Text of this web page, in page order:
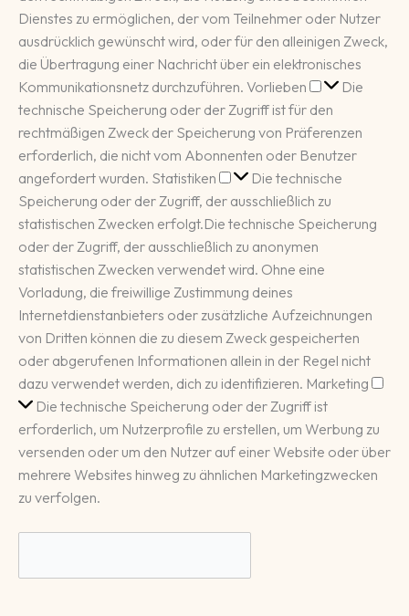
Dienstes zu ermöglichen, der vom Teilnehmer oder Nutzer
ausdrücklich gewünscht wird, oder für den alleinigen Zweck,
die Übertragung einer Nachricht über ein elektronisches
Kommunikationsnetz durchzuführen. Vorlieben Vorlieben
Die
technische Speicherung oder der Zugriff ist für den
rechtmäßigen Zweck der Speicherung von Präferenzen
erforderlich, die nicht vom Abonnenten oder Benutzer
angefordert wurden. Statistiken Statistiken
Die technische
Speicherung oder der Zugriff, der ausschließlich zu
statistischen Zwecken erfolgt.Die technische Speicherung
oder der Zugriff, der ausschließlich zu anonymen
statistischen Zwecken verwendet wird. Ohne eine
Vorladung, die freiwillige Zustimmung deines
Internetdienstanbieters oder zusätzliche Aufzeichnungen
von Dritten können die zu diesem Zweck gespeicherten
oder abgerufenen Informationen allein in der Regel nicht
dazu verwendet werden, dich zu identifizieren. Marketing
Die technische Speicherung oder der Zugriff ist
erforderlich, um Nutzerprofile zu erstellen, um Werbung zu
versenden oder um den Nutzer auf einer Website oder über
mehrere Websites hinweg zu ähnlichen Marketingzwecken
zu verfolgen.